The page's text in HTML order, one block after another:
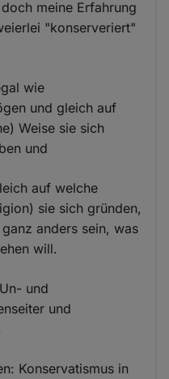
meine Erfahrung
"konserveriert"
wie
und gleich auf
Weise sie sich
und
auf welche
sie sich gründen,
anders sein, was
will.
und
und
Konservatismus in